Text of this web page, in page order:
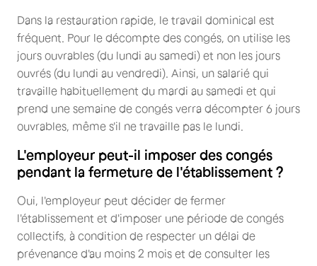
Dans la restauration rapide, le travail dominical est
fréquent. Pour le décompte des congés, on utilise les
jours ouvrables (du lundi au samedi) et non les jours
ouvrés (du lundi au vendredi). Ainsi, un salarié qui
travaille habituellement du mardi au samedi et qui
prend une semaine de congés verra décompter 6 jours
ouvrables, même s'il ne travaille pas le lundi.
L'employeur peut-il imposer des congés
pendant la fermeture de l'établissement ?
Oui, l'employeur peut décider de fermer
l'établissement et d'imposer une période de congés
collectifs, à condition de respecter un délai de
prévenance d'au moins 2 mois et de consulter les